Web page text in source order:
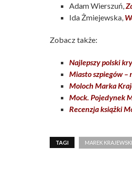
Adam Wierszuń,
Ida Żmiejewska,
Zobacz także:
Najlepszy polski
Miasto szpiegów –
Moloch Marka
Mock. Pojedynek
Recenzja książki
TAGI MAREK